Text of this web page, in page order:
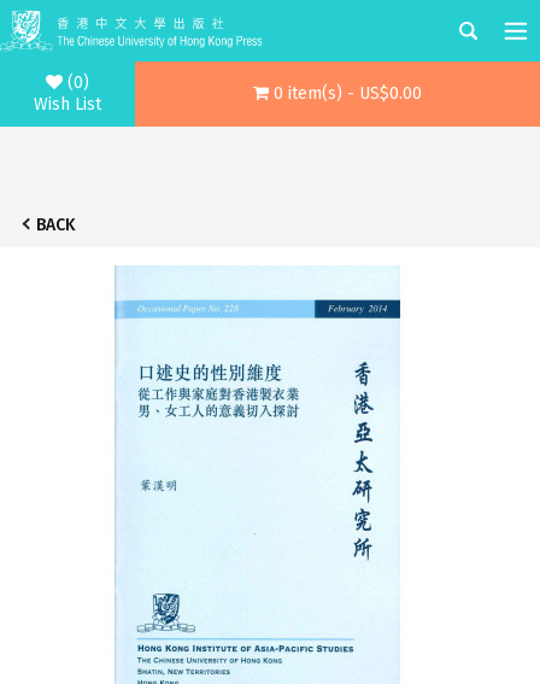
(0)
Wish List
0 item(s) - US$0.00
BACK